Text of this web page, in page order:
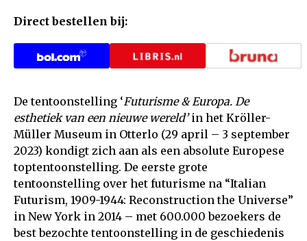
Direct bestellen bij:
De tentoonstelling ‘Futurisme & Europa. De
esthetiek van een nieuwe wereld’in het Kröller-
Müller Museum in Otterlo (29 april – 3 september
2023) kondigt zich aan als een absolute Europese
toptentoonstelling. De eerste grote
tentoonstelling over het futurisme na “Italian
Futurism, 1909-1944: Reconstruction the Universe”
in New York in 2014 – met 600.000 bezoekers de
best bezochte tentoonstelling in de geschiedenis